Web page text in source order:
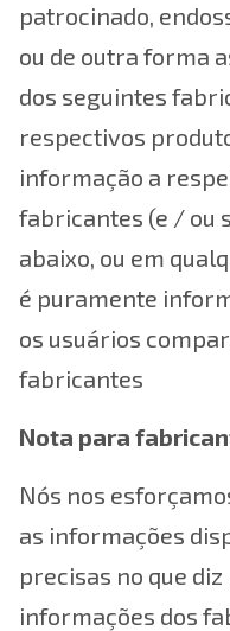
patrocinado,
ou de outra forma
dos seguintes
respectivos
informação a
fabricantes (e / ou
abaixo, ou em
é puramente
os usuários
fabricantes
Nota para
Nós nos
as informações
precisas no que
informações dos